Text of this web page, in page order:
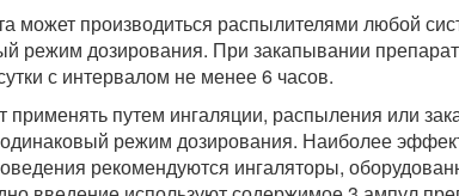
может производиться распылителями любой
режим дозирования. При закапывании
с интервалом не менее 6 часов.
применять путем ингаляции, распыления или
режим дозирования. Наиболее
рекомендуются ингаляторы,